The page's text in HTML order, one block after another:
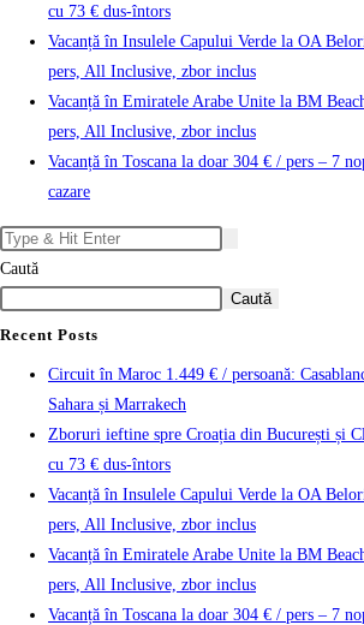
cu 73 € dus-întors
Vacanță în Insulele Capului Verde la OA
pers, All Inclusive, zbor inclus
Vacanță în Emiratele Arabe Unite la BM
pers, All Inclusive, zbor inclus
Vacanță în Toscana la doar 304 € / pers – 7
cazare
Caută
Caută
Recent Posts
Circuit în Maroc 1.449 € / persoană:
Sahara și Marrakech
Zboruri ieftine spre Croația din București și
cu 73 € dus-întors
Vacanță în Insulele Capului Verde la OA
pers, All Inclusive, zbor inclus
Vacanță în Emiratele Arabe Unite la BM
pers, All Inclusive, zbor inclus
Vacanță în Toscana la doar 304 € / pers – 7